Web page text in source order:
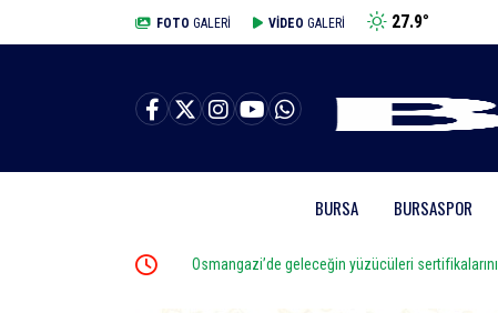
FOTO GALERİ VİDEO GALERİ 27.9°
BURSA BURSASPOR
Osmangazi’de geleceğin yüzücüleri sertifikalarını aldı